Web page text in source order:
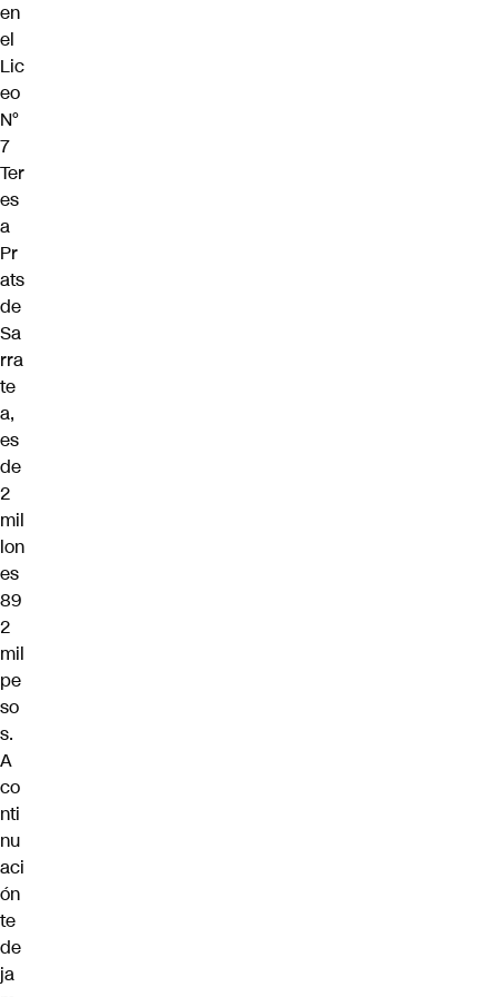
en
el
Lic
eo
N°
7
Ter
es
a
Pr
ats
de
Sa
rra
te
a,
es
de
2
mil
lon
es
89
2
mil
pe
so
s.
A
co
nti
nu
aci
ón
te
de
ja